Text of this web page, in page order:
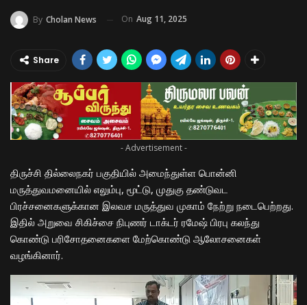
By Cholan News On Aug 11, 2025
Share
- Advertisement -
திருச்சி தில்லைநகர் பகுதியில் அமைந்துள்ள பொன்னி
மருத்துவமனையில் எலும்பு, மூட்டு, முதுகு தண்டுவட
பிரச்சனைகளுக்கான இலவச மருத்துவ முகாம் நேற்று நடைபெற்றது.
இதில் அறுவை சிகிச்சை நிபுணர் டாக்டர் ரமேஷ் பிரபு கலந்து
கொண்டு பரிசோதனைகளை மேற்கொண்டு ஆலோசனைகள்
வழங்கினார்.